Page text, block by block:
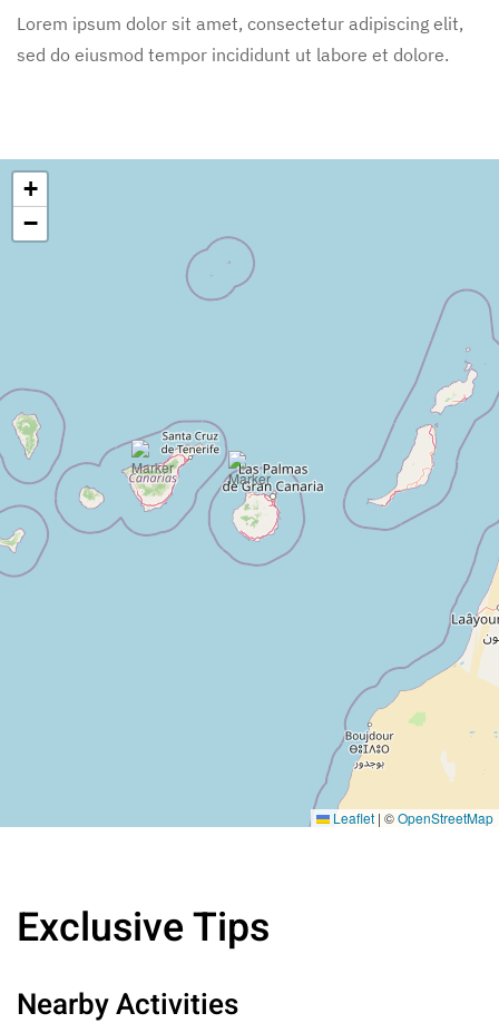
Lorem ipsum dolor sit amet, consectetur adipiscing elit,
sed do eiusmod tempor incididunt ut labore et dolore.
+
−
Leaflet | ©OpenStreetMap
Exclusive Tips
Nearby Activities